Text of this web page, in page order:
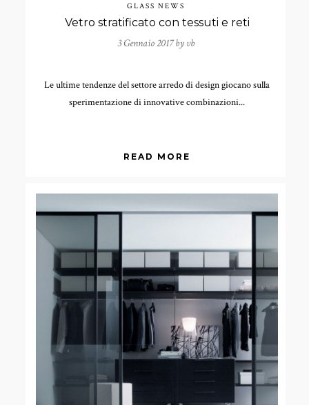
GLASS NEWS
Vetro stratificato con tessuti e reti
3 Gennaio 2017 by vb
Le ultime tendenze del settore arredo di design giocano sulla
sperimentazione di innovative combinazioni...
READ MORE